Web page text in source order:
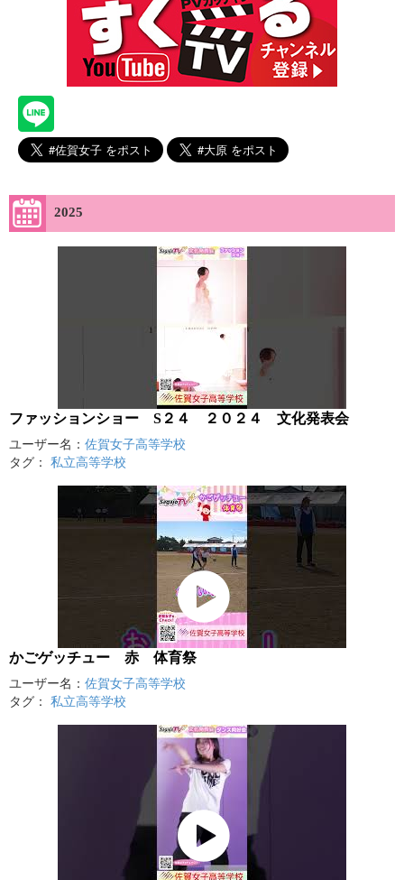
2025
ファッションショー S２４ ２０２４ 文化発表会
ユーザー名： 佐賀女子高等学校
タグ： 私立高等学校
かごゲッチュー 赤 体育祭
ユーザー名： 佐賀女子高等学校
タグ： 私立高等学校